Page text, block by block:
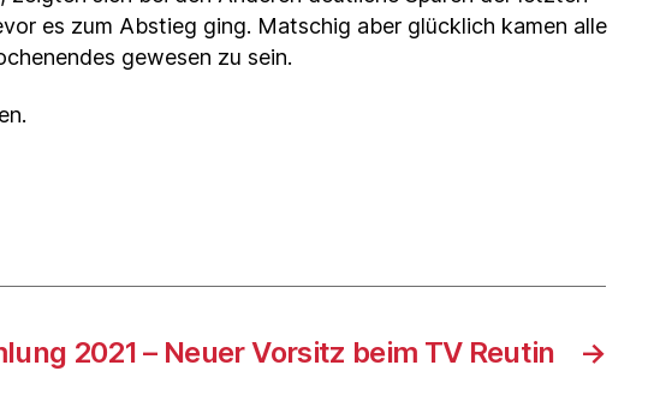
es zum Abstieg ging. Matschig aber glücklich kamen alle
gewesen zu sein.
→
2021 – Neuer Vorsitz beim TV Reutin